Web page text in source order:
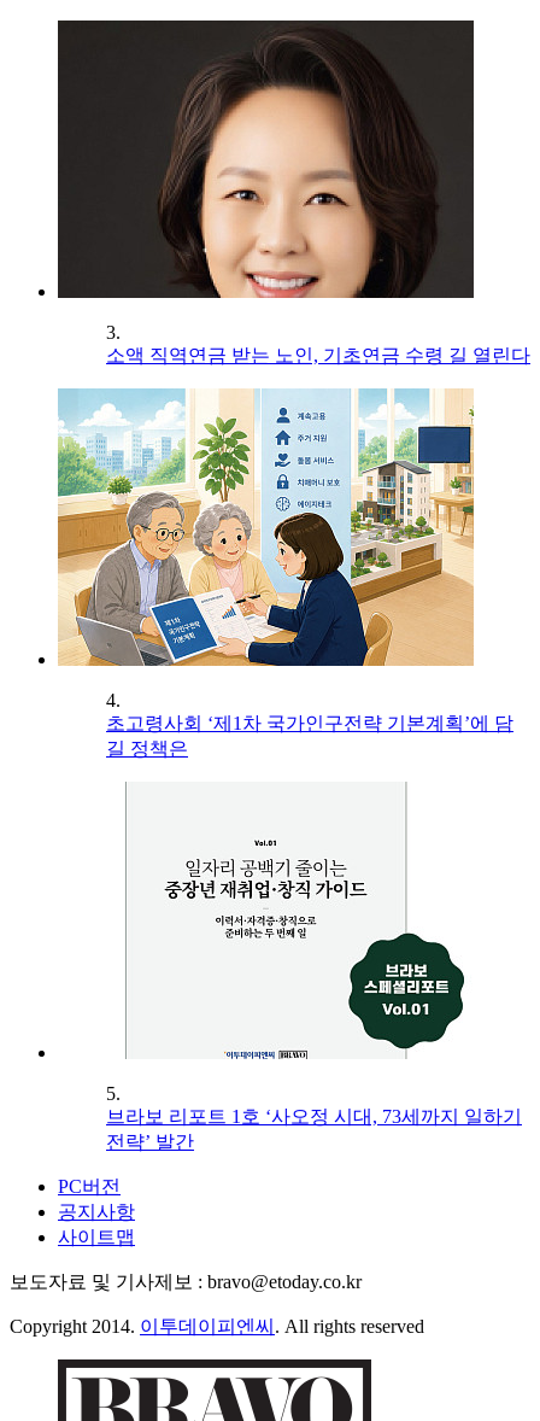
3.
소액 직역연금 받는 노인, 기초연금 수령 길 열린다
4.
초고령사회 ‘제1차 국가인구전략 기본계획’에 담
길 정책은
5.
브라보 리포트 1호 ‘사오정 시대, 73세까지 일하기
전략’ 발간
PC버전
공지사항
사이트맵
보도자료 및 기사제보 : bravo@etoday.co.kr
Copyright 2014. 이투데이피엔씨 . All rights reserved